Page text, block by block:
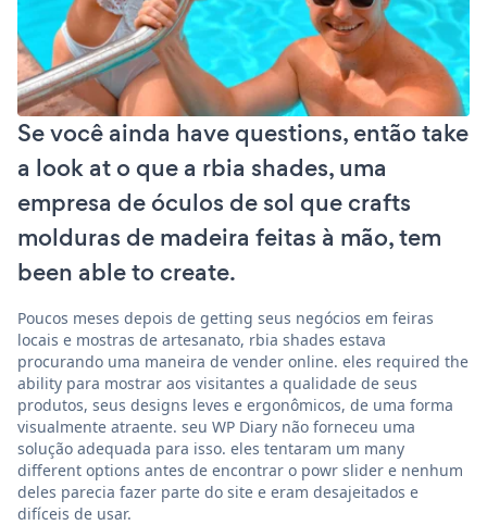
Se você ainda have questions, então take
a look at o que a rbia shades, uma
empresa de óculos de sol que crafts
molduras de madeira feitas à mão, tem
been able to create.
Poucos meses depois de getting seus negócios em feiras
locais e mostras de artesanato, rbia shades estava
procurando uma maneira de vender online. eles required the
ability para mostrar aos visitantes a qualidade de seus
produtos, seus designs leves e ergonômicos, de uma forma
visualmente atraente. seu WP Diary não forneceu uma
solução adequada para isso. eles tentaram um many
different options antes de encontrar o powr slider e nenhum
deles parecia fazer parte do site e eram desajeitados e
difíceis de usar.